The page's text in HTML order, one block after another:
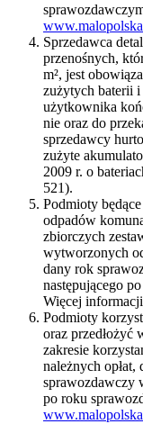
Sprzedawca
przenośnych,
m², jest
zużytych baterii
użytkownika
nie oraz do
sprzedawcy
zużyte
2009 r. o
521).
Podmioty
odpadów
zbiorczych
wytworzonych
dany rok
następującego
Więcej
Podmioty
oraz przedłożyć
zakresie
należnych opłat,
sprawozdawczy
po roku